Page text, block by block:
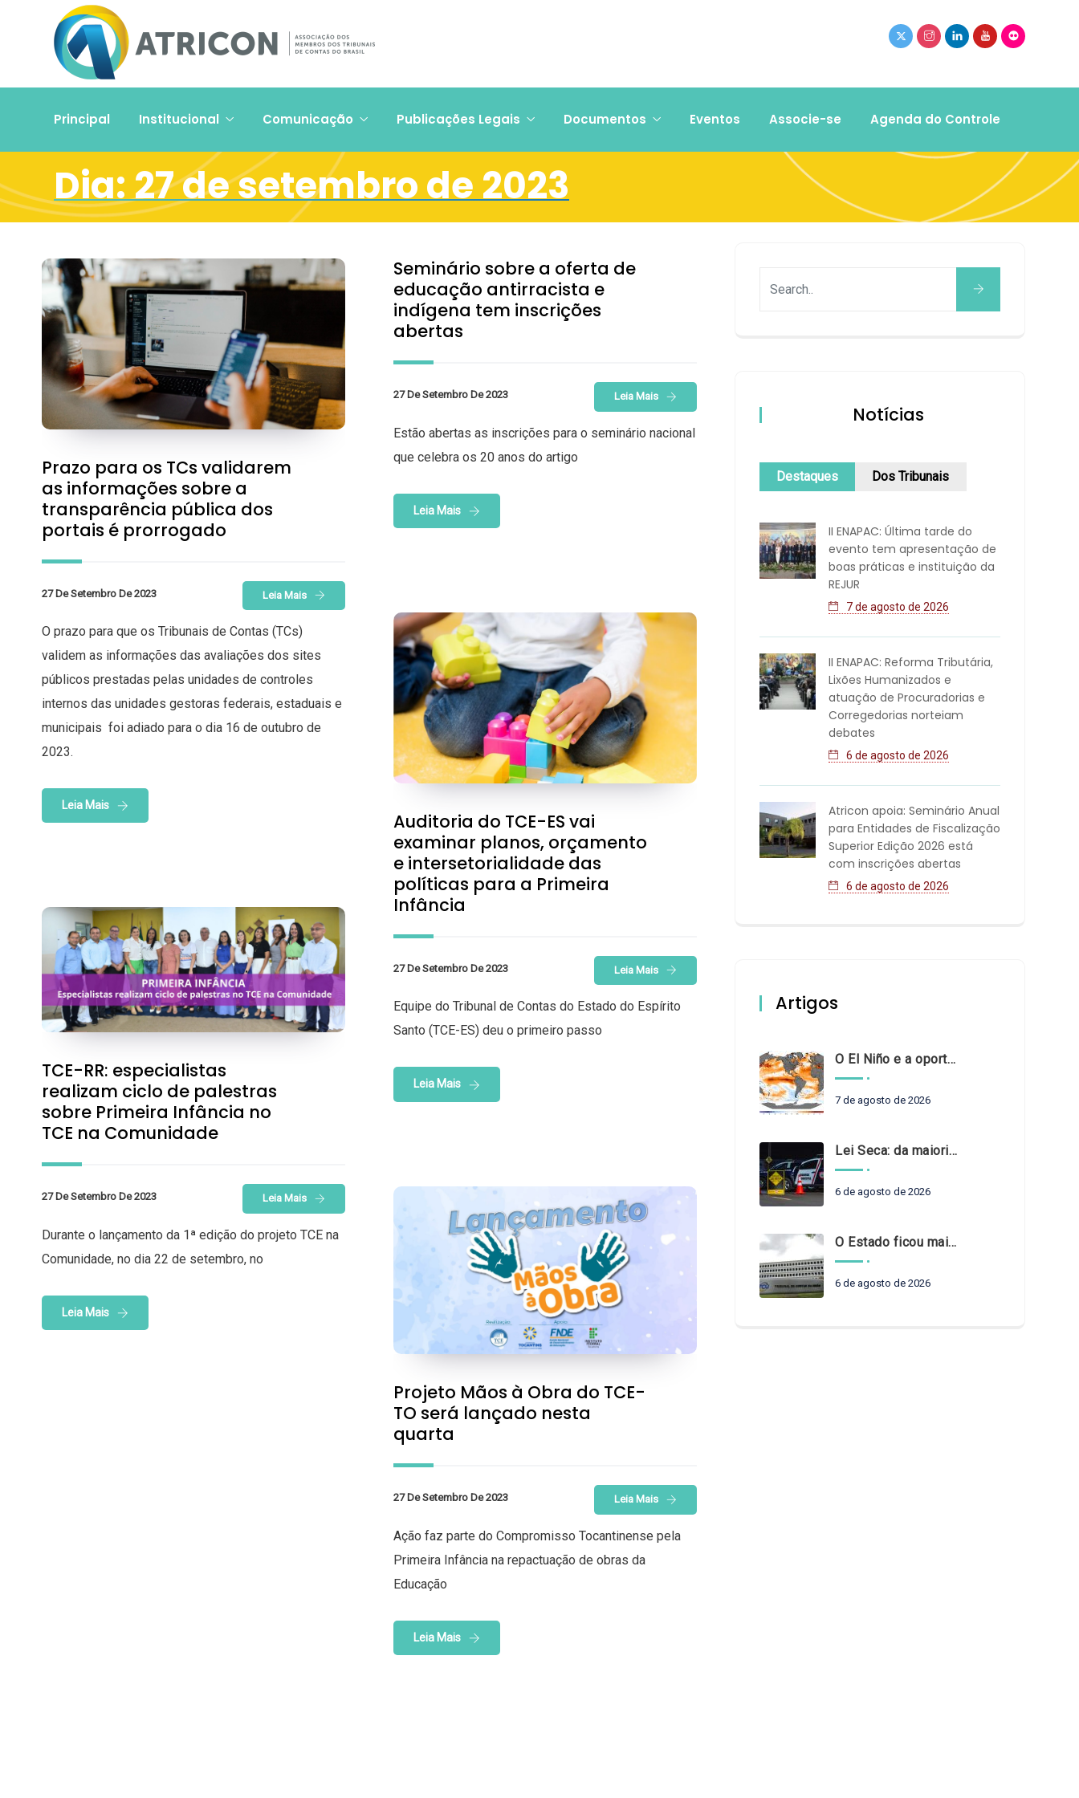
Principal Institucional Comunicação Publicações Legais Documentos Eventos Associe-se Agenda do Controle
Dia:27 de setembro de 2023
Prazo para os TCs validarem
as informações sobre a
transparência pública dos
portais é prorrogado
27 De Setembro De 2023 Leia Mais
O prazo para que os Tribunais de Contas (TCs)
validem as informações das avaliações dos sites
públicos prestadas pelas unidades de controles
internos das unidades gestoras federais, estaduais e
municipais foi adiado para o dia 16 de outubro de
2023.
Leia Mais
Seminário sobre a oferta de
educação antirracista e
indígena tem inscrições
abertas
27 De Setembro De 2023 Leia Mais
Estão abertas as inscrições para o seminário nacional
que celebra os 20 anos do artigo
Leia Mais
Auditoria do TCE-ES vai
examinar planos, orçamento
e intersetorialidade das
políticas para a Primeira
Infância
27 De Setembro De 2023 Leia Mais
Equipe do Tribunal de Contas do Estado do Espírito
Santo (TCE-ES) deu o primeiro passo
Leia Mais
TCE-RR: especialistas
realizam ciclo de palestras
sobre Primeira Infância no
TCE na Comunidade
27 De Setembro De 2023 Leia Mais
Durante o lançamento da 1ª edição do projeto TCE na
Comunidade, no dia 22 de setembro, no
Leia Mais
Projeto Mãos à Obra do TCE-
TO será lançado nesta
quarta
27 De Setembro De 2023 Leia Mais
Ação faz parte do Compromisso Tocantinense pela
Primeira Infância na repactuação de obras da
Educação
Leia Mais
Notícias
Destaques Dos Tribunais
II ENAPAC: Última tarde do
evento tem apresentação de
boas práticas e instituição da
REJUR
7 de agosto de 2026
II ENAPAC: Reforma Tributária,
Lixões Humanizados e
atuação de Procuradorias e
Corregedorias norteiam
debates
6 de agosto de 2026
Atricon apoia: Seminário Anual
para Entidades de Fiscalização
Superior Edição 2026 está
com inscrições abertas
6 de agosto de 2026
Artigos
O El Niño e a oportunidade de fortalecer o controle externo das políticas climáticas
7 de agosto de 2026
Lei Seca: da maioridade à maturidade
6 de agosto de 2026
O Estado ficou mais complexo. O controle precisa acompanhar
6 de agosto de 2026